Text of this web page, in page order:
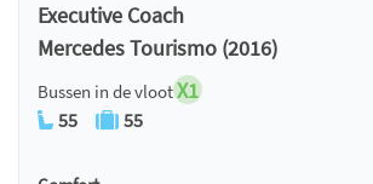
Executive Coach
Mercedes Tourismo (2016)
Bussen in de vlootX1
55 55